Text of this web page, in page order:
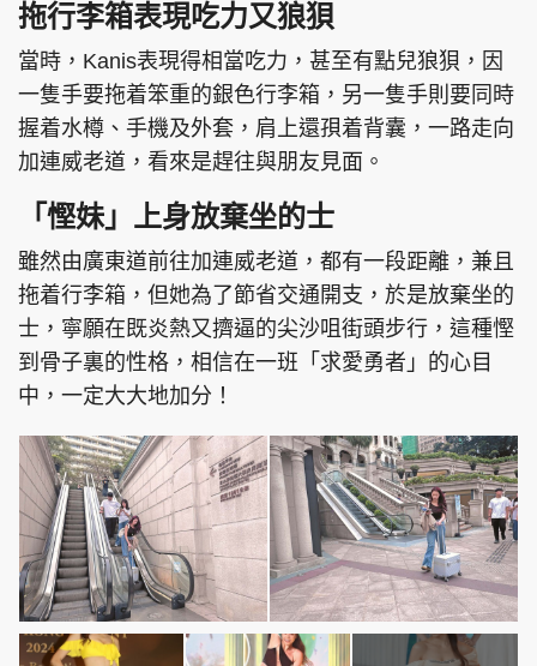
頭條日報 星島環球 The Standard
親子王 Oh!爸媽
頭條搵工 EDUPLUS
聯絡我們
隱私政策聲明
版權及免責聲明
Copyright © 東周網 版權所有 . 不得轉載
©Eastweek.com.hk. All rights reserved.
拖行李箱表現吃力又狼狽
當時，Kanis表現得相當吃力，甚至有點兒狼狽，因
一隻手要拖着笨重的銀色行李箱，另一隻手則要同時
握着水樽、手機及外套，肩上還孭着背囊，一路走向
加連威老道，看來是趕往與朋友見面。
「慳妹」上身放棄坐的士
雖然由廣東道前往加連威老道，都有一段距離，兼且
拖着行李箱，但她為了節省交通開支，於是放棄坐的
士，寧願在既炎熱又擠逼的尖沙咀街頭步行，這種慳
到骨子裏的性格，相信在一班「求愛勇者」的心目
中，一定大大地加分！